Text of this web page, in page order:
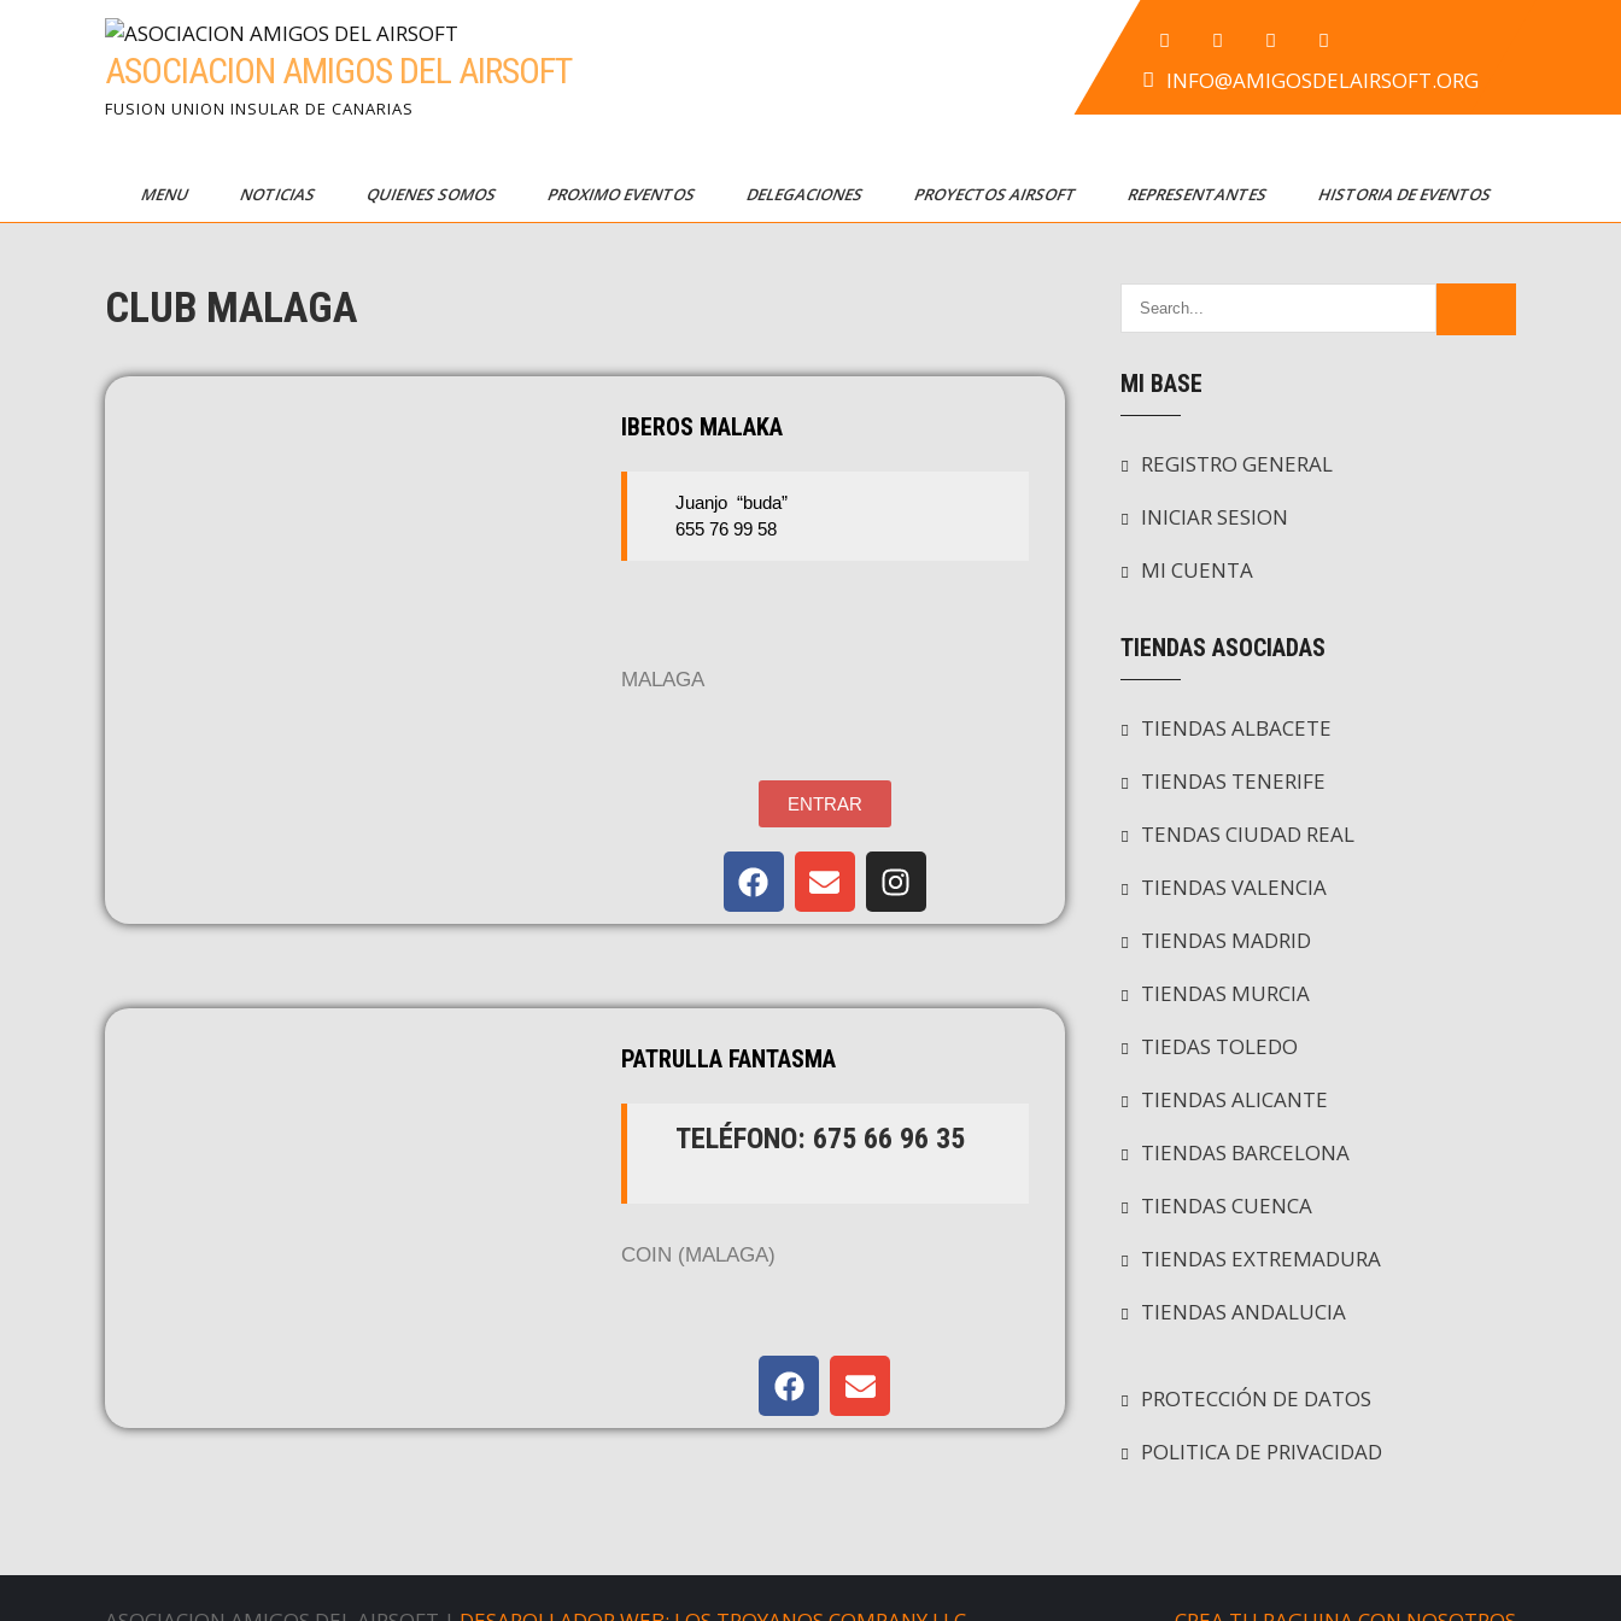
ASOCIACION AMIGOS DEL AIRSOFT
FUSION UNION INSULAR DE CANARIAS
INFO@AMIGOSDELAIRSOFT.ORG
MENU NOTICIAS QUIENES SOMOS PROXIMO EVENTOS DELEGACIONES PROYECTOS AIRSOFT REPRESENTANTES HISTORIA DE EVENTOS
CLUB MALAGA
IBEROS MALAKA
Juanjo “buda”
655 76 99 58
MALAGA
ENTRAR
PATRULLA FANTASMA
TELÉFONO: 675 66 96 35
COIN (MALAGA)
MI BASE
REGISTRO GENERAL
INICIAR SESION
MI CUENTA
TIENDAS ASOCIADAS
TIENDAS ALBACETE
TIENDAS TENERIFE
TENDAS CIUDAD REAL
TIENDAS VALENCIA
TIENDAS MADRID
TIENDAS MURCIA
TIEDAS TOLEDO
TIENDAS ALICANTE
TIENDAS BARCELONA
TIENDAS CUENCA
TIENDAS EXTREMADURA
TIENDAS ANDALUCIA
PROTECCIÓN DE DATOS
POLITICA DE PRIVACIDAD